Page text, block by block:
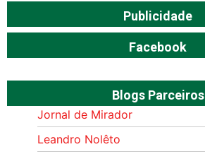
Publicidade
Facebook
Blogs Parceiros
Jornal de Mirador
Leandro Nolêto